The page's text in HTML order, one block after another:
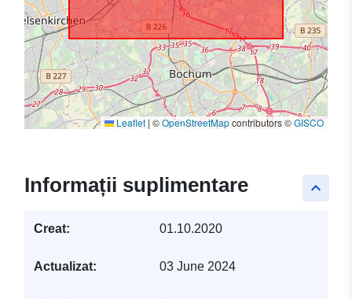
Leaflet | ©OpenStreetMapcontributors ©GISCO
keyboard_arrow_up
Informații suplimentare
Creat: 01.10.2020
Actualizat: 03 June 2024